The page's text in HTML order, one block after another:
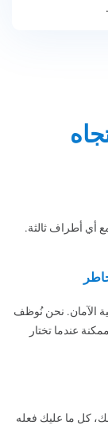
أي أطراف ثالثة.
الآمان. نحن نُوظف
عندما تختار
كل ما عليك فعله